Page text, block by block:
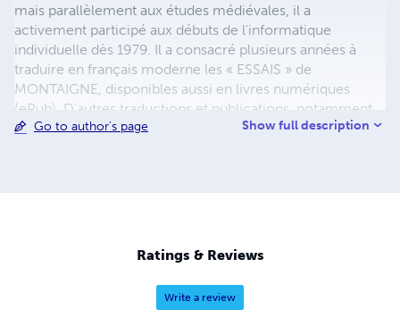
mais parallèlement aux études médiévales, il a
activement participé aux débuts de l'informatique
individuelle dès 1979. Il a consacré plusieurs années à
traduire en français moderne les « ESSAIS » de
MONTAIGNE, disponibles aussi en livres numériques
(ePub). D'autres traductions et publications, notamment
de textes poétiques du XVIe siècle français, l'Enfer de
Go to author's page Show full description
Ratings & Reviews
Write a review